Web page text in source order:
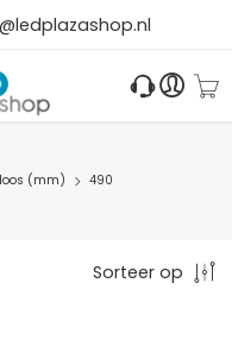
(mm) 490
Sorteer op